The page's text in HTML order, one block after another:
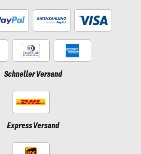
Schneller Versand
Express Versand